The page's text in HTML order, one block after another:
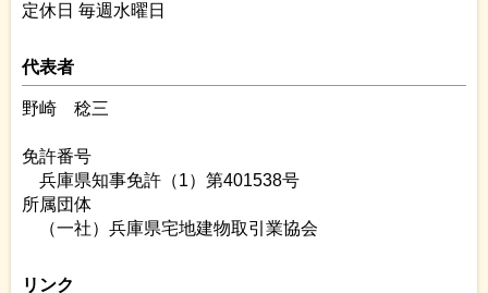
定休日 毎週水曜日
代表者
野崎 稔三
免許番号
兵庫県知事免許（1）第401538号
所属団体
（一社）兵庫県宅地建物取引業協会
リンク